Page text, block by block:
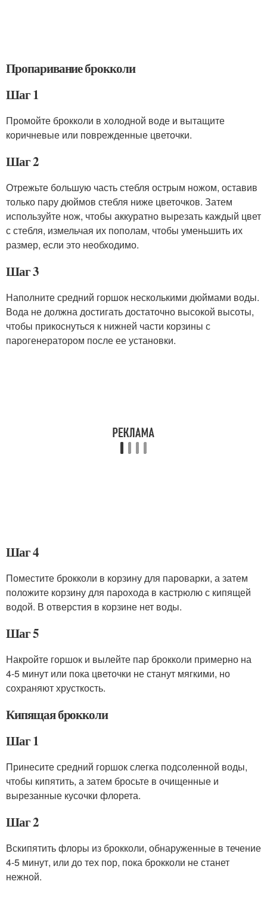
Пропаривание брокколи
Шаг 1
Промойте брокколи в холодной воде и вытащите
коричневые или поврежденные цветочки.
Шаг 2
Отрежьте большую часть стебля острым ножом, оставив
только пару дюймов стебля ниже цветочков. Затем
используйте нож, чтобы аккуратно вырезать каждый цвет
с стебля, измельчая их пополам, чтобы уменьшить их
размер, если это необходимо.
Шаг 3
Наполните средний горшок несколькими дюймами воды.
Вода не должна достигать достаточно высокой высоты,
чтобы прикоснуться к нижней части корзины с
парогенератором после ее установки.
Шаг 4
Поместите брокколи в корзину для пароварки, а затем
положите корзину для парохода в кастрюлю с кипящей
водой. В отверстия в корзине нет воды.
Шаг 5
Накройте горшок и вылейте пар брокколи примерно на
4-5 минут или пока цветочки не станут мягкими, но
сохраняют хрусткость.
Кипящая брокколи
Шаг 1
Принесите средний горшок слегка подсоленной воды,
чтобы кипятить, а затем бросьте в очищенные и
вырезанные кусочки флорета.
Шаг 2
Вскипятить флоры из брокколи, обнаруженные в течение
4-5 минут, или до тех пор, пока брокколи не станет
нежной.